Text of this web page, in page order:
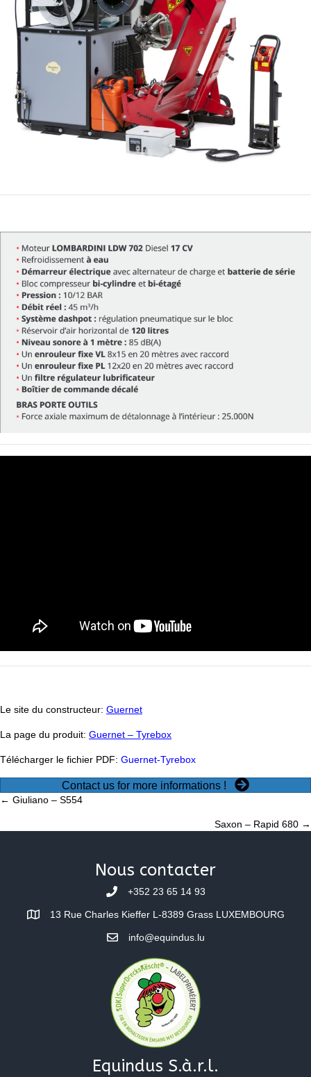
Le site du constructeur: Guernet
La page du produit: Guernet – Tyrebox
Télécharger le fichier PDF: Guernet-Tyrebox
Contact us for more informations !
Posts
navigation
← Giuliano – S554
Saxon – Rapid 680 →
Nous contacter
+352 23 65 14 93
13 Rue Charles Kieffer L-8389 Grass LUXEMBOURG
info@equindus.lu
Equindus S.à.r.l.